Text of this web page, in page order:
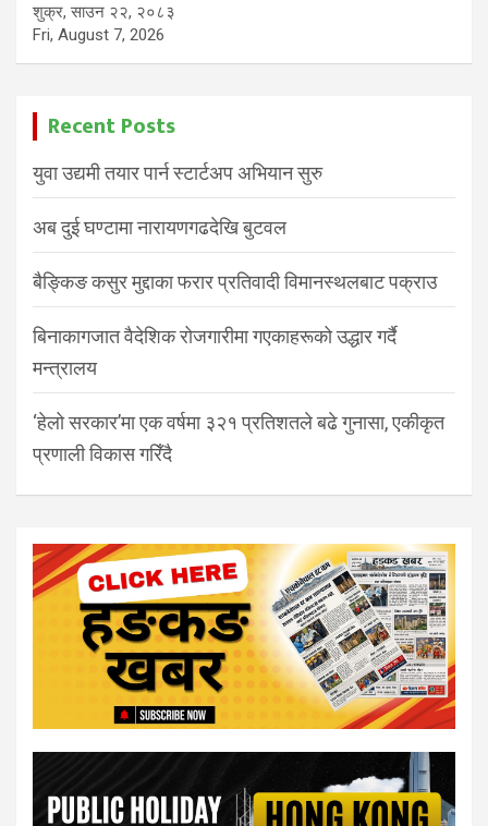
शुक्र, साउन २२, २०८३
Fri, August 7, 2026
Recent Posts
युवा उद्यमी तयार पार्न स्टार्टअप अभियान सुरु
अब दुई घण्टामा नारायणगढदेखि बुटवल
बैङ्किङ कसुर मुद्दाका फरार प्रतिवादी विमानस्थलबाट पक्राउ
बिनाकागजात वैदेशिक रोजगारीमा गएकाहरूको उद्धार गर्दै
मन्त्रालय
‘हेलो सरकार’मा एक वर्षमा ३२१ प्रतिशतले बढे गुनासा, एकीकृत
प्रणाली विकास गरिँदै